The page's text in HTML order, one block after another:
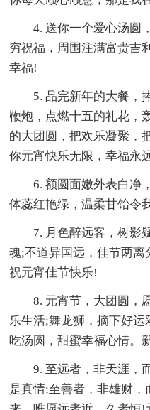
4. 送你一个爱心汤圆
穷祝福，周围注满富贵吉
幸福!
5. 品完新年的大餐，
鞭炮，点燃十五的礼花，
的大团圆，把欢乐凝聚，
你元宵快乐无限，幸福永
6. 额圆面嫩外表白净
体蕊红艳绿，温柔甘饴令
7. 月色醉远客，树影
魂;不道异国远，佳节两离
祝元宵佳节快乐!
8. 元宵节，大团圆，
乐生活;舞龙狮，摘下好
吃汤圆，甜蜜幸福心情。
9. 至远者，非天涯，
是真情;至善者，非雄财，